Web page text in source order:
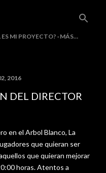
MI PROYECTO? MÁS…
2016
DEL DIRECTOR
en el Arbol Blanco, La
que quieran ser
que quieran mejorar
horas. Atentos a